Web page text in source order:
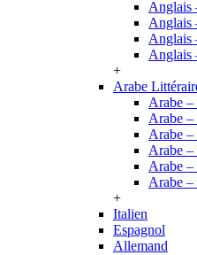
Anglais
Anglais
Anglais
Anglais
+
Arabe
Arabe
Arabe
Arabe
Arabe
Arabe
Arabe
+
Italien
Espagnol
Allemand